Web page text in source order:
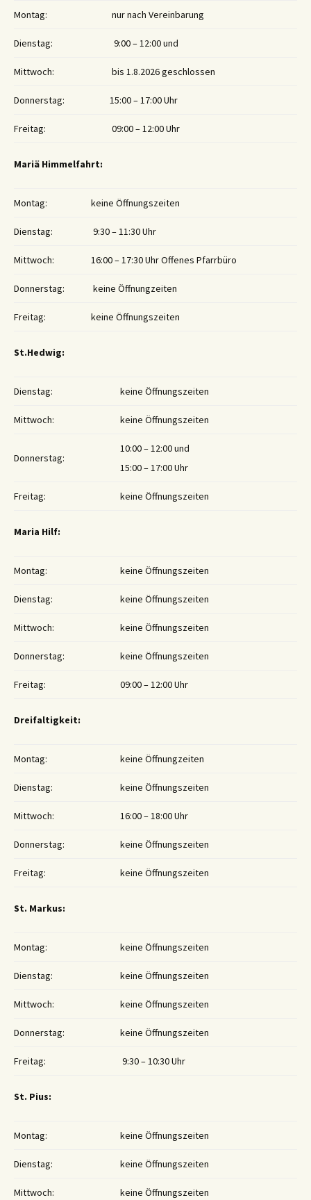
Montag: nur nach Vereinbarung
Dienstag: 9:00 – 12:00 und
Mittwoch: bis 1.8.2026 geschlossen
Donnerstag: 15:00 – 17:00 Uhr
Freitag: 09:00 – 12:00 Uhr
Mariä Himmelfahrt:
Montag: keine Öffnungszeiten
Dienstag: 9:30 – 11:30 Uhr
Mittwoch: 16:00 – 17:30 Uhr Offenes Pfarrbüro
Donnerstag: keine Öffnungzeiten
Freitag: keine Öffnungszeiten
St.Hedwig:
Dienstag: keine Öffnungszeiten
Mittwoch: keine Öffnungszeiten
Donnerstag:
10:00 – 12:00 und
15:00 – 17:00 Uhr
Freitag: keine Öffnungszeiten
Maria Hilf:
Montag: keine Öffnungszeiten
Dienstag: keine Öffnungszeiten
Mittwoch: keine Öffnungszeiten
Donnerstag: keine Öffnungszeiten
Freitag: 09:00 – 12:00 Uhr
Dreifaltigkeit:
Montag: keine Öffnungzeiten
Dienstag: keine Öffnungszeiten
Mittwoch: 16:00 – 18:00 Uhr
Donnerstag: keine Öffnungszeiten
Freitag: keine Öffnungszeiten
St. Markus:
Montag: keine Öffnungszeiten
Dienstag: keine Öffnungszeiten
Mittwoch: keine Öffnungszeiten
Donnerstag: keine Öffnungszeiten
Freitag: 9:30 – 10:30 Uhr
St. Pius:
Montag: keine Öffnungszeiten
Dienstag: keine Öffnungszeiten
Mittwoch: keine Öffnungszeiten